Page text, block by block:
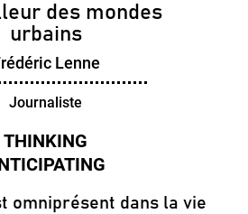
des mondes
urbains
Lenne
Journaliste
omniprésent dans la vie